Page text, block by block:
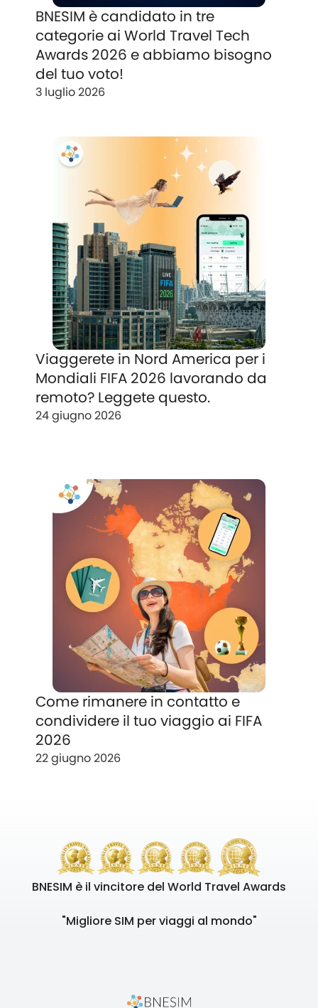
BNESIM è candidato in tre
categorie ai World Travel Tech
Awards 2026 e abbiamo bisogno
del tuo voto!
3 luglio 2026
Viaggerete in Nord America per i
Mondiali FIFA 2026 lavorando da
remoto? Leggete questo.
24 giugno 2026
Come rimanere in contatto e
condividere il tuo viaggio ai FIFA
2026
22 giugno 2026
BNESIM è il vincitore del World Travel Awards
"Migliore SIM per viaggi al mondo"